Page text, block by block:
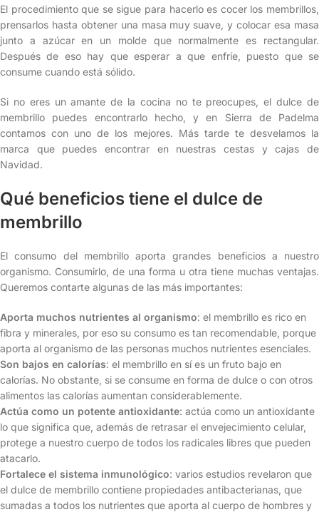
El procedimiento que se sigue para hacerlo es cocer los membrillos,
prensarlos hasta obtener una masa muy suave, y colocar esa masa
junto a azúcar en un molde que normalmente es rectangular.
Después de eso hay que esperar a que enfríe, puesto que se
consume cuando está sólido.
Si no eres un amante de la cocina no te preocupes, el dulce de
membrillo puedes encontrarlo hecho, y en Sierra de Padelma
contamos con uno de los mejores. Más tarde te desvelamos la
marca que puedes encontrar en nuestras cestas y cajas de
Navidad.
Qué beneficios tiene el dulce de
membrillo
El consumo del membrillo aporta grandes beneficios a nuestro
organismo. Consumirlo, de una forma u otra tiene muchas ventajas.
Queremos contarte algunas de las más importantes:
Aporta muchos nutrientes al organismo: el membrillo es rico en
fibra y minerales, por eso su consumo es tan recomendable, porque
aporta al organismo de las personas muchos nutrientes esenciales.
Son bajos en calorías: el membrillo en sí es un fruto bajo en
calorías. No obstante, si se consume en forma de dulce o con otros
alimentos las calorías aumentan considerablemente.
Actúa como un potente antioxidante: actúa como un antioxidante
lo que significa que, además de retrasar el envejecimiento celular,
protege a nuestro cuerpo de todos los radicales libres que pueden
atacarlo.
Fortalece el sistema inmunológico: varios estudios revelaron que
el dulce de membrillo contiene propiedades antibacterianas, que
sumadas a todos los nutrientes que aporta al cuerpo de hombres y